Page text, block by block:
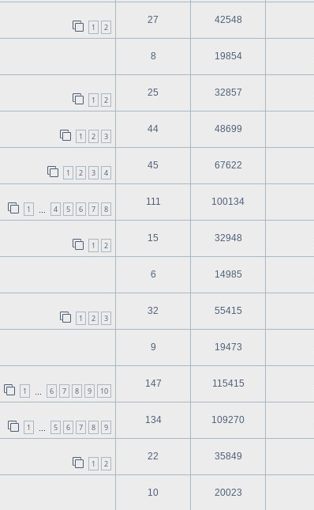
1 2
27 42548
8 19854
1 2
25 32857
1 2 3
44 48699
1 2 3 4
45 67622
1 4 5 6 7 8
111 100134
1 2
15 32948
6 14985
1 2 3
32 55415
9 19473
1 6 7 8 9 10
147 115415
1 5 6 7 8 9
134 109270
1 2
22 35849
10 20023